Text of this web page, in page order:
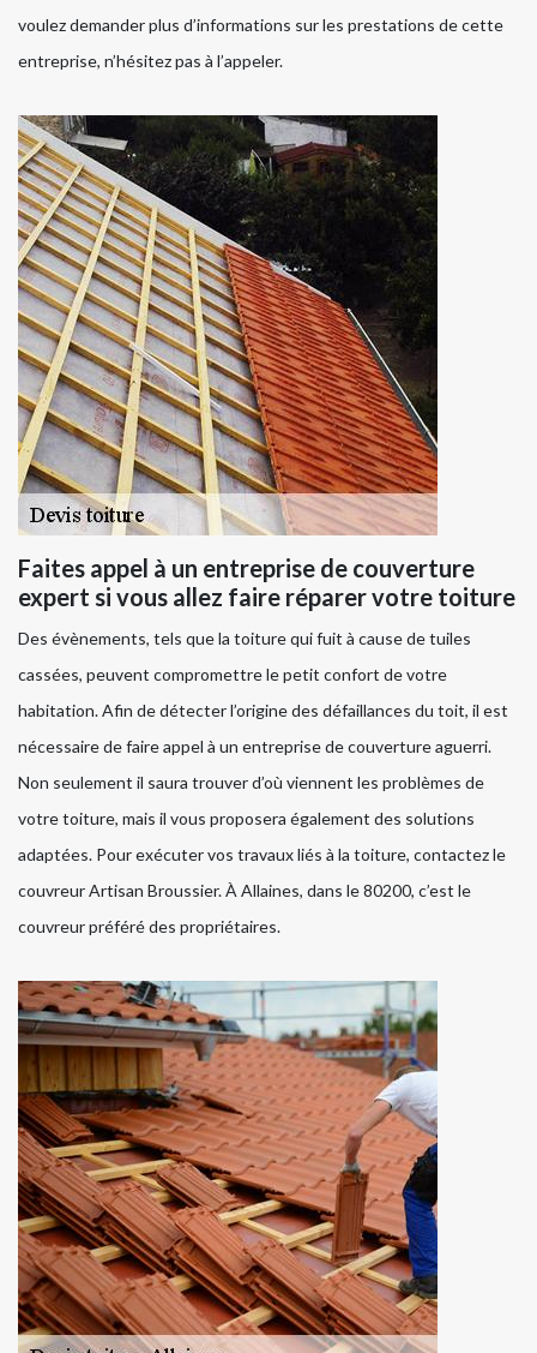
voulez demander plus d’informations sur les prestations de cette
entreprise, n’hésitez pas à l’appeler.
Faites appel à un entreprise de couverture
expert si vous allez faire réparer votre toiture
Des évènements, tels que la toiture qui fuit à cause de tuiles
cassées, peuvent compromettre le petit confort de votre
habitation. Afin de détecter l’origine des défaillances du toit, il est
nécessaire de faire appel à un entreprise de couverture aguerri.
Non seulement il saura trouver d’où viennent les problèmes de
votre toiture, mais il vous proposera également des solutions
adaptées. Pour exécuter vos travaux liés à la toiture, contactez le
couvreur Artisan Broussier. À Allaines, dans le 80200, c’est le
couvreur préféré des propriétaires.